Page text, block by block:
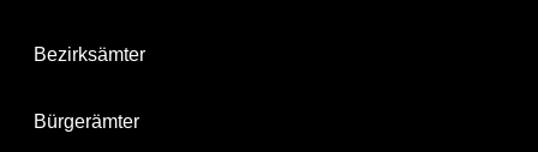
Bezirksämter
Bürgerämter